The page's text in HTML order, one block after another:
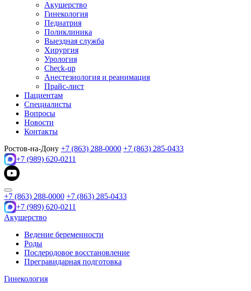
Акушерство
Гинекология
Педиатрия
Поликлиника
Выездная служба
Хирургия
Урология
Check-up
Анестезиология и реанимация
Прайс-лист
Пациентам
Специалисты
Вопросы
Новости
Контакты
Ростов-на-Дону +7 (863) 288-0000 +7 (863) 285-0433
+7 (989) 620-0211
+7 (863) 288-0000 +7 (863) 285-0433
+7 (989) 620-0211
Акушерство
Ведение беременности
Роды
Послеродовое восстановление
Прегравидарная подготовка
Гинекология